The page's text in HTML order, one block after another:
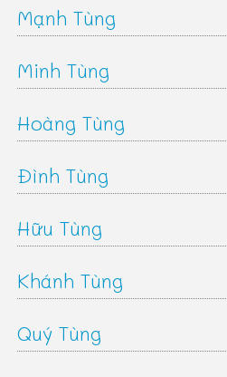
Mạnh Tùng
Minh Tùng
Hoàng Tùng
Đình Tùng
Hữu Tùng
Khánh Tùng
Quý Tùng